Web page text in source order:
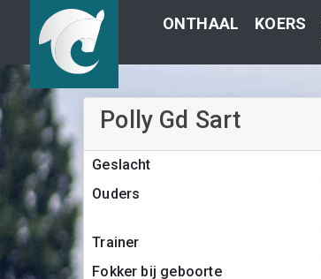
ONTHAAL KOERS
Polly Gd Sart
Geslacht
Ouders
Trainer
Fokker bij geboorte